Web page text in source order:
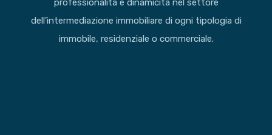
professionalità e dinamicità nel settore
dell’intermediazione immobiliare di ogni tipologia di
immobile, residenziale o commerciale.